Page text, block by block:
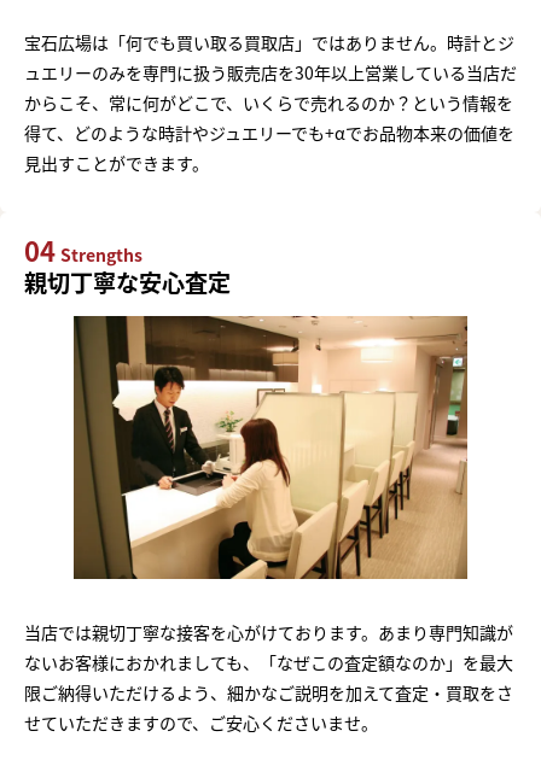
宝石広場は「何でも買い取る買取店」ではありません。時計とジ
ュエリーのみを専門に扱う販売店を30年以上営業している当店だ
からこそ、常に何がどこで、いくらで売れるのか？という情報を
得て、どのような時計やジュエリーでも+αでお品物本来の価値を
見出すことができます。
04 Strengths
親切丁寧な安心査定
当店では親切丁寧な接客を心がけております。あまり専門知識が
ないお客様におかれましても、「なぜこの査定額なのか」を最大
限ご納得いただけるよう、細かなご説明を加えて査定・買取をさ
せていただきますので、ご安心くださいませ。